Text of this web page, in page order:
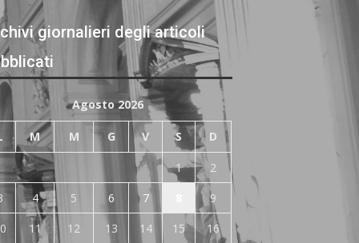
giornalieri degli articoli
Agosto 2026
M M G V S D
1
2
4 5 6 7
9
11 12 13 14 15 16